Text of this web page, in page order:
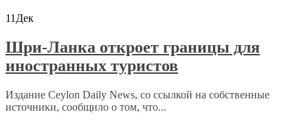
11 Дек
Шри-Ланка откроет границы для
иностранных туристов
Издание Ceylon Daily News, со ссылкой на собственные
источники, сообщило о том, что...